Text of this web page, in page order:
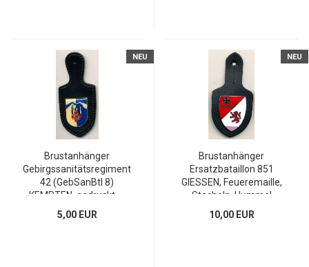
NEU
Brustanhänger
Gebirgssanitätsregiment
42 (GebSanBtl 8)
KEMPTEN, gedruckt, ...
5,00 EUR
NEU
Brustanhänger
Ersatzbataillon 851
GIESSEN, Feueremaille,
Stacheln, Hummel
10,00 EUR